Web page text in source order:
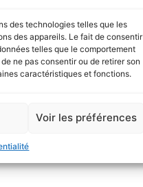
des technologies telles que les
des appareils. Le fait de consentir
telles que le comportement
ne pas consentir ou de retirer son
caractéristiques et fonctions.
Voir les préférences